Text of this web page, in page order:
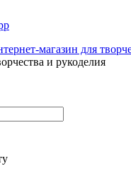
и рукоделия